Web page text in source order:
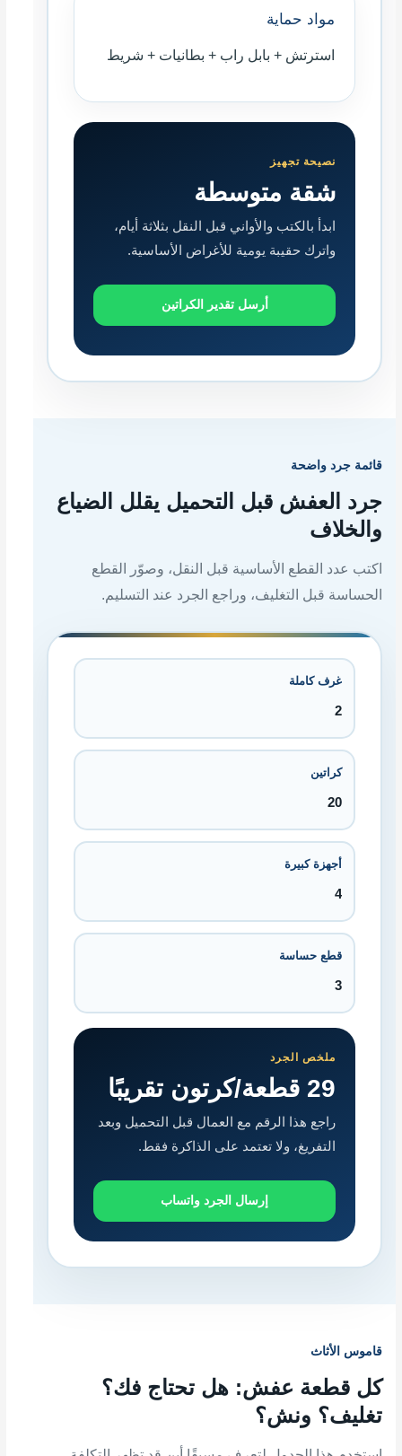
مواد حماية
استرتش + بابل راب + بطانيات + شريط
نصيحة تجهيز
شقة متوسطة
ابدأ بالكتب والأواني قبل النقل بثلاثة أيام،
واترك حقيبة يومية للأغراض الأساسية.
أرسل تقدير الكراتين
قائمة جرد واضحة
جرد العفش قبل التحميل يقلل الضياع
والخلاف
اكتب عدد القطع الأساسية قبل النقل، وصوّر القطع
الحساسة قبل التغليف، وراجع الجرد عند التسليم.
غرف كاملة
كراتين
أجهزة كبيرة
قطع حساسة
ملخص الجرد
29 قطعة/كرتون تقريبًا
راجع هذا الرقم مع العمال قبل التحميل وبعد
التفريغ، ولا تعتمد على الذاكرة فقط.
إرسال الجرد واتساب
قاموس الأثاث
كل قطعة عفش: هل تحتاج فك؟
تغليف؟ ونش؟